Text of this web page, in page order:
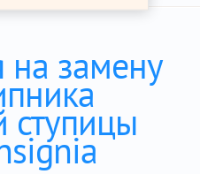
на замену
ступицы